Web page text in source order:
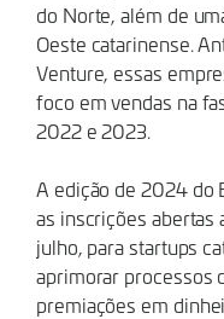
do Norte, além de
Oeste catarinense.
Venture, essas
foco em vendas na
2022 e 2023.
A edição de 2024 do
as inscrições abertas
julho, para startups
aprimorar processos
premiações em